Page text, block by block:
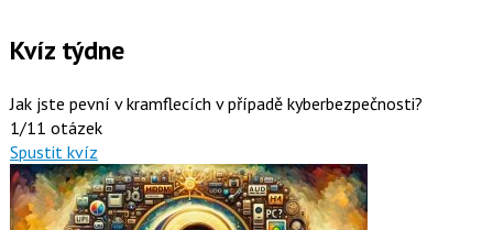
Kvíz týdne
Jak jste pevní v kramflecích v případě kyberbezpečnosti?
1/11 otázek
Spustit kvíz